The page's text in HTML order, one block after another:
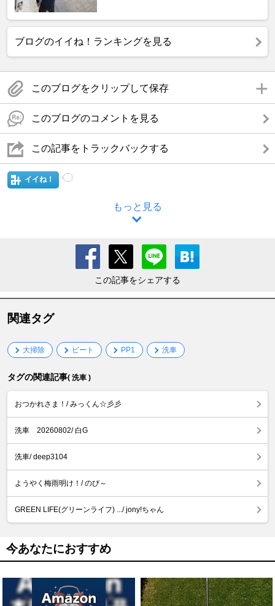
ブログのイイね！ランキングを見る
このブログをクリップして保存
このブログのコメントを見る
この記事をトラックバックする
イイね！
もっと見る
この記事をシェアする
関連タグ
大掃除 ビート PP1 洗車
タグの関連記事( 洗車 )
おつかれさま！/ みっくん☆彡彡
洗車 20260802/ 白G
洗車/ deep3104
ようやく梅雨明け！/ のび～
GREEN LIFE(グリーンライフ) .../ jony!ちゃん
今あなたにおすすめ